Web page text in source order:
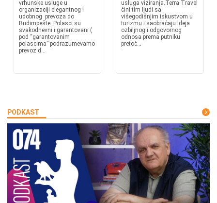
vrhunske usluge u
organizaciji elegantnog i
udobnog prevoza do
Budimpešte. Polasci su
svakodnevni i garantovani (
pod “garantovanim
polascima” podrazumevamo
prevoz d...
usluga viziranja.Terra Travel
čini tim ljudi sa
višegodišnjim iskustvom u
turizmu i saobraćaju.Ideja
ozbiljnog i odgovornog
odnosa prema putniku
pretoč...
PODKAST